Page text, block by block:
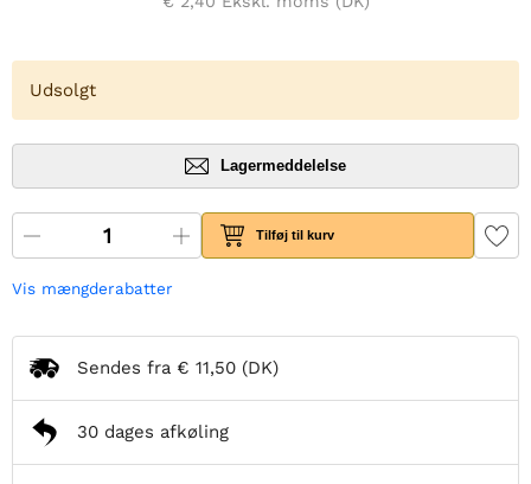
Udsolgt
Lagermeddelelse
Tilføj til kurv
Vis mængderabatter
Sendes fra € 11,50 (DK)
30 dages afkøling